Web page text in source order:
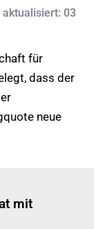
03
für
dass der
neue
mit